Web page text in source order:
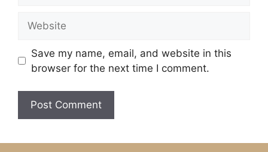
Save my name, email, and website in this
browser for the next time I comment.